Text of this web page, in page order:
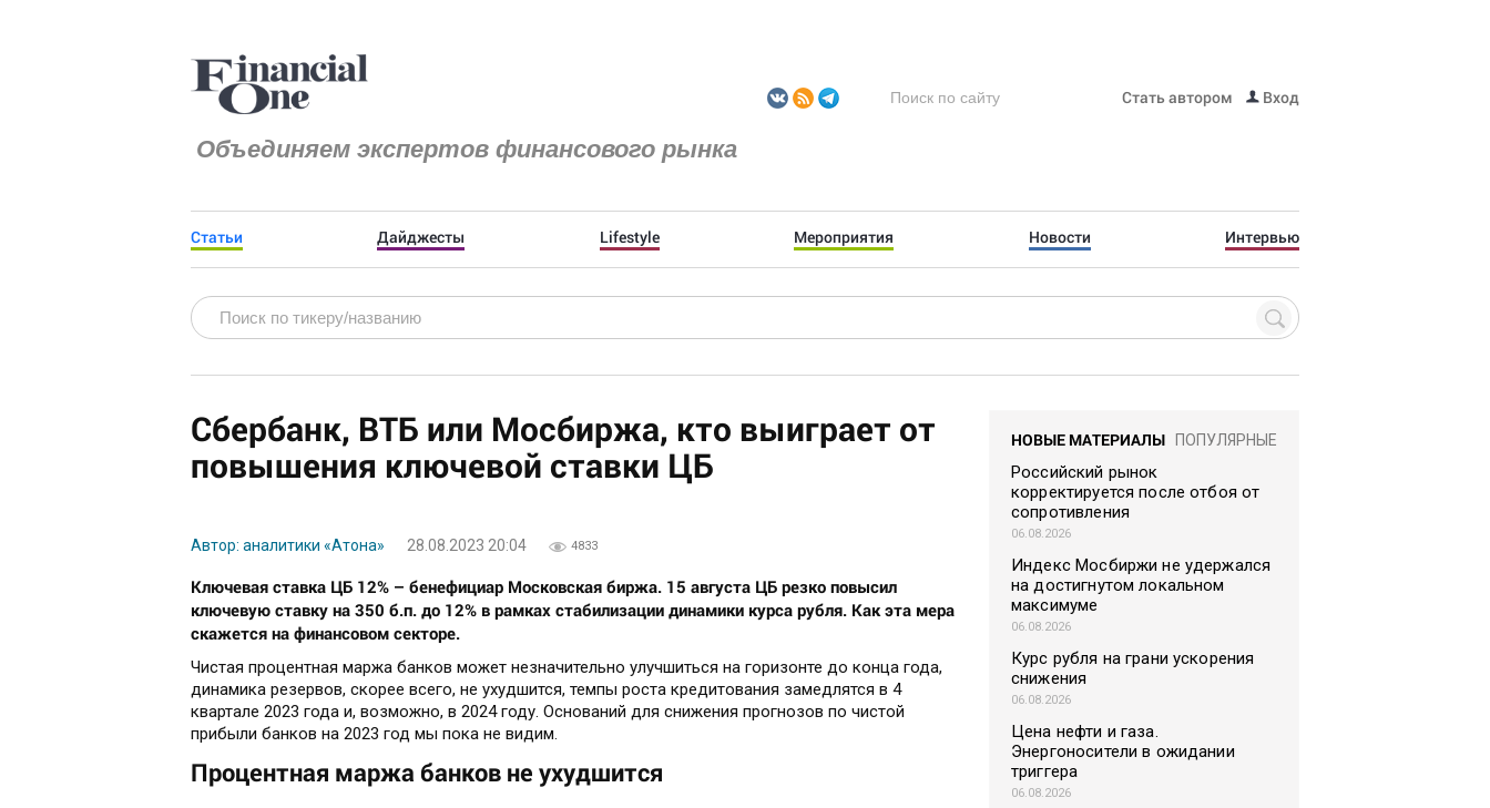
Объединяем экспертов финансового рынка
Стать автором Вход
Статьи Дайджесты Lifestyle Мероприятия Новости Интервью
Сбербанк, ВТБ или Мосбиржа, кто выиграет от
повышения ключевой ставки ЦБ
Автор: аналитики «Атона» 28.08.2023 20:04 4833
Ключевая ставка ЦБ 12% – бенефициар Московская биржа. 15 августа ЦБ резко повысил
ключевую ставку на 350 б.п. до 12% в рамках стабилизации динамики курса рубля. Как эта мера
скажется на финансовом секторе.
Чистая процентная маржа банков может незначительно улучшиться на горизонте до конца года,
динамика резервов, скорее всего, не ухудшится, темпы роста кредитования замедлятся в 4
квартале 2023 года и, возможно, в 2024 году. Оснований для снижения прогнозов по чистой
прибыли банков на 2023 год мы пока не видим.
Процентная маржа банков не ухудшится
НОВЫЕ МАТЕРИАЛЫ ПОПУЛЯРНЫЕ
Российский рынок
корректируется после отбоя от
сопротивления
06.08.2026
Индекс Мосбиржи не удержался
на достигнутом локальном
максимуме
06.08.2026
Курс рубля на грани ускорения
снижения
06.08.2026
Цена нефти и газа.
Энергоносители в ожидании
триггера
06.08.2026